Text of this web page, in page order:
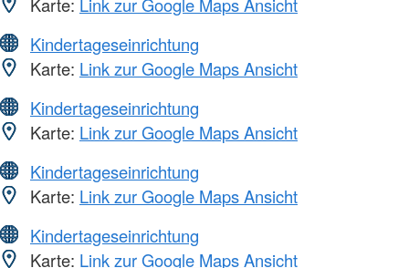
Kindertageseinrichtung
Karte: Link zur Google Maps Ansicht
Kindertageseinrichtung
Karte: Link zur Google Maps Ansicht
Kindertageseinrichtung
Karte: Link zur Google Maps Ansicht
Kindertageseinrichtung
Karte: Link zur Google Maps Ansicht